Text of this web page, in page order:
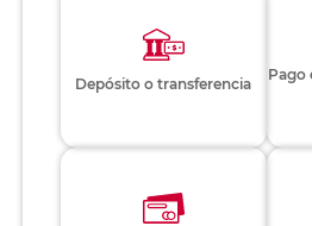
Depósito o transferencia
Pago